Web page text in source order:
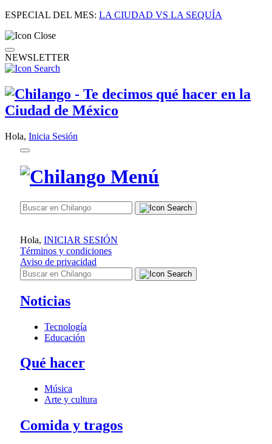
ESPECIAL DEL MES: LA CIUDAD VS LA SEQUÍA
NEWSLETTER
Hola, Inicia Sesión
Hola, INICIAR SESIÓN
Términos y condiciones
Aviso de privacidad
Noticias
Tecnología
Educación
Qué hacer
Música
Arte y cultura
Comida y tragos